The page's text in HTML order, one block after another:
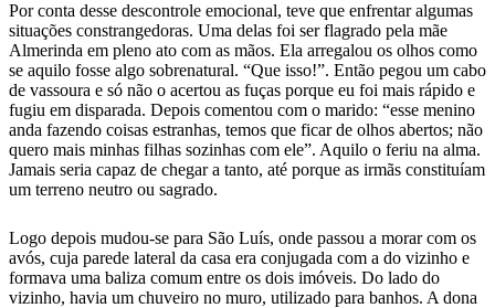
Por conta desse descontrole emocional, teve que enfrentar algumas
situações constrangedoras. Uma delas foi ser flagrado pela mãe
Almerinda em pleno ato com as mãos. Ela arregalou os olhos como
se aquilo fosse algo sobrenatural. “Que isso!”. Então pegou um cabo
de vassoura e só não o acertou as fuças porque eu foi mais rápido e
fugiu em disparada. Depois comentou com o marido: “esse menino
anda fazendo coisas estranhas, temos que ficar de olhos abertos; não
quero mais minhas filhas sozinhas com ele”. Aquilo o feriu na alma.
Jamais seria capaz de chegar a tanto, até porque as irmãs constituíam
um terreno neutro ou sagrado.
Logo depois mudou-se para São Luís, onde passou a morar com os
avós, cuja parede lateral da casa era conjugada com a do vizinho e
formava uma baliza comum entre os dois imóveis. Do lado do
vizinho, havia um chuveiro no muro, utilizado para banhos. A dona